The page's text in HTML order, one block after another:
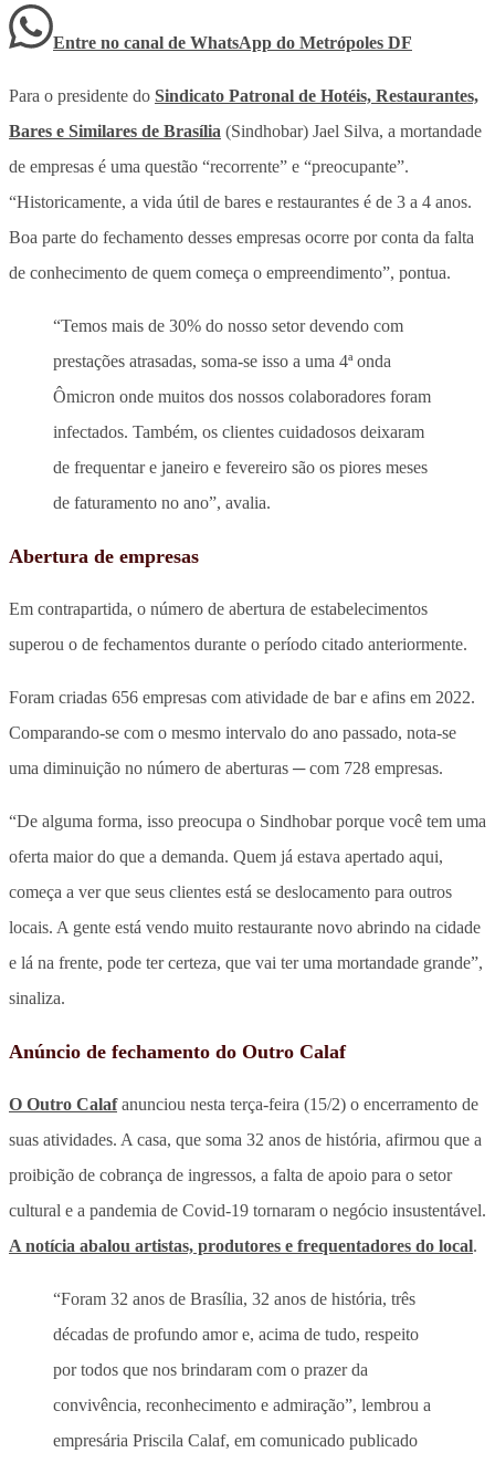
Entre no canal de WhatsApp do Metrópoles DF
Para o presidente do Sindicato Patronal de Hotéis, Restaurantes,
Bares e Similares de Brasília (Sindhobar) Jael Silva, a mortandade
de empresas é uma questão “recorrente” e “preocupante”.
“Historicamente, a vida útil de bares e restaurantes é de 3 a 4 anos.
Boa parte do fechamento desses empresas ocorre por conta da falta
de conhecimento de quem começa o empreendimento”, pontua.
“Temos mais de 30% do nosso setor devendo com
prestações atrasadas, soma-se isso a uma 4ª onda
Ômicron onde muitos dos nossos colaboradores foram
infectados. Também, os clientes cuidadosos deixaram
de frequentar e janeiro e fevereiro são os piores meses
de faturamento no ano”, avalia.
Abertura de empresas
Em contrapartida, o número de abertura de estabelecimentos
superou o de fechamentos durante o período citado anteriormente.
Foram criadas 656 empresas com atividade de bar e afins em 2022.
Comparando-se com o mesmo intervalo do ano passado, nota-se
uma diminuição no número de aberturas ─ com 728 empresas.
“De alguma forma, isso preocupa o Sindhobar porque você tem uma
oferta maior do que a demanda. Quem já estava apertado aqui,
começa a ver que seus clientes está se deslocamento para outros
locais. A gente está vendo muito restaurante novo abrindo na cidade
e lá na frente, pode ter certeza, que vai ter uma mortandade grande”,
sinaliza.
Anúncio de fechamento do Outro Calaf
O Outro Calafanunciou nesta terça-feira (15/2) o encerramento de
suas atividades. A casa, que soma 32 anos de história, afirmou que a
proibição de cobrança de ingressos, a falta de apoio para o setor
cultural e a pandemia de Covid-19 tornaram o negócio insustentável.
A notícia abalou artistas, produtores e frequentadores do local.
“Foram 32 anos de Brasília, 32 anos de história, três
décadas de profundo amor e, acima de tudo, respeito
por todos que nos brindaram com o prazer da
convivência, reconhecimento e admiração”, lembrou a
empresária Priscila Calaf, em comunicado publicado